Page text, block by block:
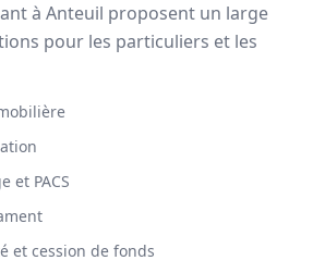
à Anteuil proposent un large
pour les particuliers et les
et PACS
et cession de fonds